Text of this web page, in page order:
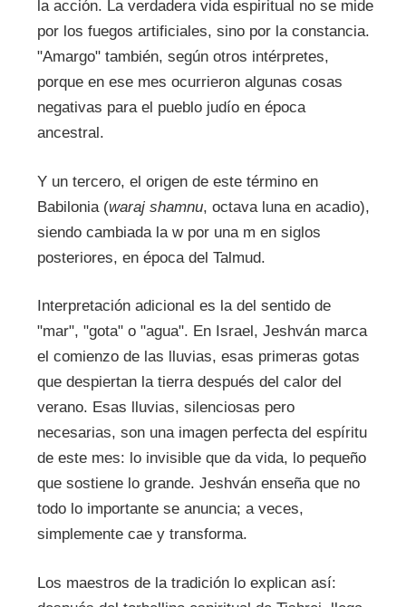
la acción. La verdadera vida espiritual no se mide
por los fuegos artificiales, sino por la constancia.
"Amargo" también, según otros intérpretes,
porque en ese mes ocurrieron algunas cosas
negativas para el pueblo judío en época
ancestral.
Y un tercero, el origen de este término en
Babilonia (waraj shamnu, octava luna en acadio),
siendo cambiada la w por una m en siglos
posteriores, en época del Talmud.
Interpretación adicional es la del sentido de
"mar", "gota" o "agua". En Israel, Jeshván marca
el comienzo de las lluvias, esas primeras gotas
que despiertan la tierra después del calor del
verano. Esas lluvias, silenciosas pero
necesarias, son una imagen perfecta del espíritu
de este mes: lo invisible que da vida, lo pequeño
que sostiene lo grande. Jeshván enseña que no
todo lo importante se anuncia; a veces,
simplemente cae y transforma.
Los maestros de la tradición lo explican así: